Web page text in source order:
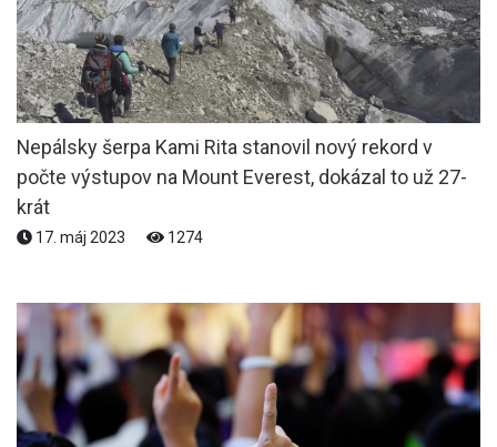
Nepálsky šerpa Kami Rita stanovil nový rekord v
počte výstupov na Mount Everest, dokázal to už 27-
krát
17. máj 2023 1274